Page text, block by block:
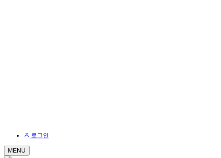
로그인
MENU